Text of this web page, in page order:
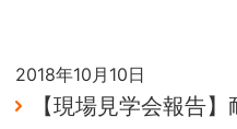
2018年10月10日
【現場見学会報告